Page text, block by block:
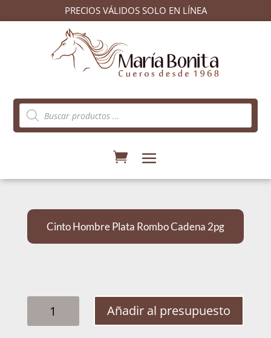
PRECIOS VÁLIDOS SOLO EN LÍNEA
Búsqueda
de
productos
Cinto Hombre Plata Rombo Cadena 2pg
HOMBRE
Añadir al presupuesto